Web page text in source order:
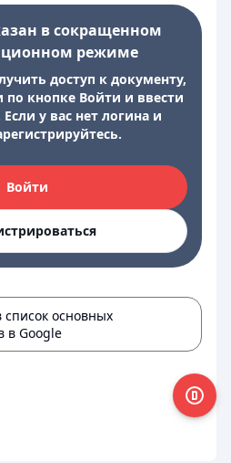
в сокращенном
режиме
доступ к документу,
кнопке Войти и ввести
у вас нет логина и
Войти
список основных
в Google